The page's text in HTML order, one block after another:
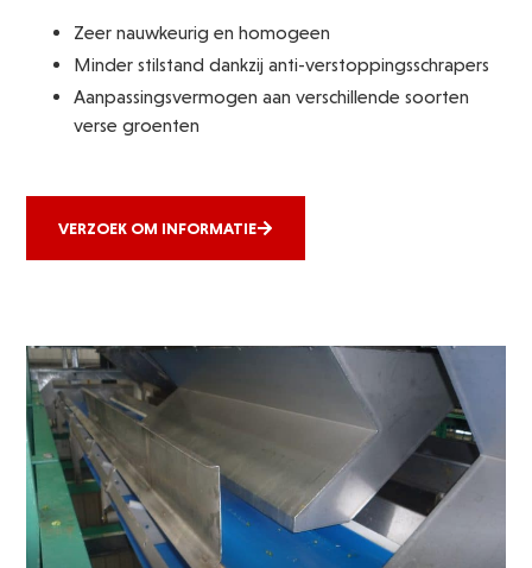
Zeer nauwkeurig en homogeen
Minder stilstand dankzij anti-verstoppingsschrapers
Aanpassingsvermogen aan verschillende soorten
verse groenten
VERZOEK OM INFORMATIE